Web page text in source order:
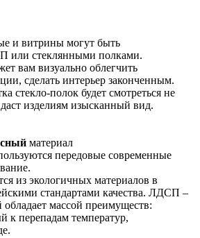
и витрины могут быть
или стеклянными полками.
вам визуально облегчить
сделать интерьер законченным.
стекло-полок будет смотреться не
изделиям изысканный вид.
материал
передовые современные
из экологичных материалов в
стандартами качества. ЛДСП –
обладает массой преимуществ:
к перепадам температур,